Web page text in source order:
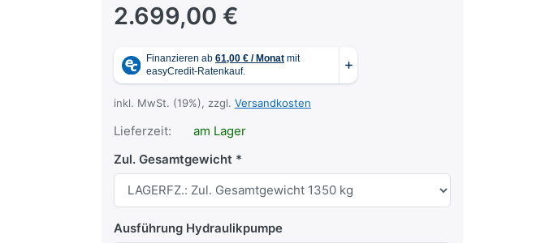
2.699,00 €
inkl. MwSt. (19%), zzgl. Versandkosten
Lieferzeit:
am Lager
Zul. Gesamtgewicht
Ausführung Hydraulikpumpe